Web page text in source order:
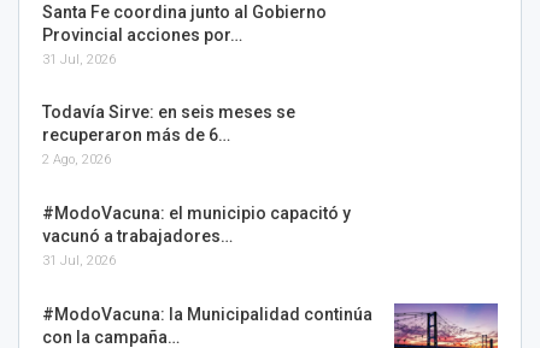
Santa Fe coordina junto al Gobierno
Provincial acciones por…
31 Jul, 2026
Todavía Sirve: en seis meses se
recuperaron más de 6…
2 Ago, 2026
#ModoVacuna: el municipio capacitó y
vacunó a trabajadores…
31 Jul, 2026
#ModoVacuna: la Municipalidad continúa
con la campaña…